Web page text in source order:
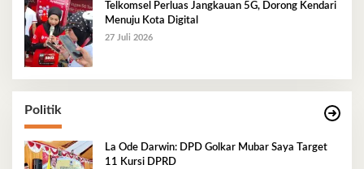
Telkomsel Perluas Jangkauan 5G, Dorong Kendari
Menuju Kota Digital
27 Juli 2026
Politik
La Ode Darwin: DPD Golkar Mubar Saya Target
11 Kursi DPRD